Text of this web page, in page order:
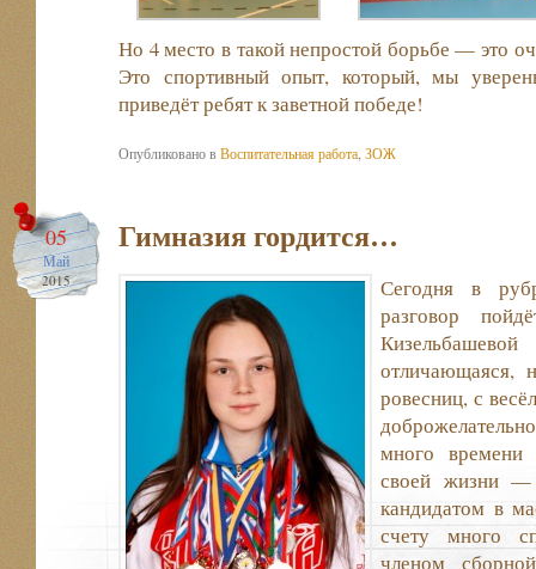
Но 4 место в такой непростой борьбе — это
Это спортивный опыт, который, мы
приведёт ребят к заветной победе!
Опубликовано вВоспитательная работа ЗОЖ
05
Май
2015
Гимназия гордится…
Сегодня в
разговор
отличающаяся,
ровесниц, с
много времени
своей жизни —
кандидатом в
счету много
членом